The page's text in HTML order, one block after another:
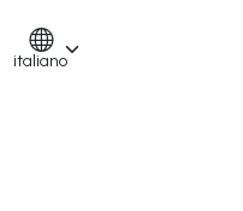
italiano